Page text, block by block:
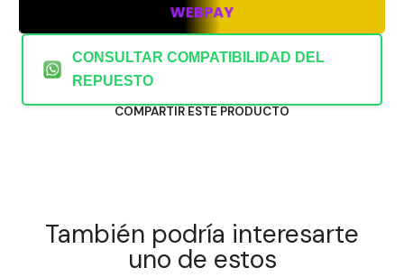
WEBPAY
CONSULTAR COMPATIBILIDAD DEL
REPUESTO
COMPARTIR ESTE PRODUCTO
También podría interesarte
uno de estos